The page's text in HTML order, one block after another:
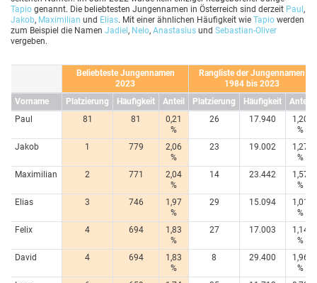
Tapio genannt. Die beliebtesten Jungennamen in Österreich sind derzeit Paul,
Jakob, Maximilian und Elias. Mit einer ähnlichen Häufigkeit wie Tapio werden
zum Beispiel die Namen Jadiel, Nelo, Anastasius und Sebastian-Oliver
vergeben.
Beliebteste Jungennamen
2023
Rangliste der Jungennamen
1984 bis 2023
Vorname
Platzierung Häufigkeit Anteil Platzierung Häufigkeit
Anteil
Paul
81 81
0,21
%
26 17.940
1,20
%
Jakob
1 779
2,06
%
23 19.002
1,27
%
Maximilian
2 771
2,04
%
14 23.442
1,57
%
Elias
3 746
1,97
%
29 15.094
1,01
%
Felix
4 694
1,83
%
27 17.003
1,14
%
David
4 694
1,83
%
8 29.400
1,96
%